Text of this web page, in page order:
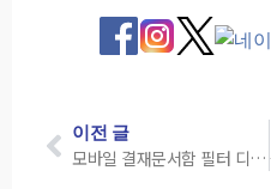
이전 글
모바일 결재문서함 필터 디자인과 기능 개선